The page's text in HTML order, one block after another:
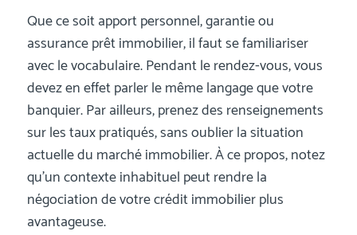
Que ce soit apport personnel, garantie ou
assurance prêt immobilier, il faut se familiariser
avec le vocabulaire. Pendant le rendez-vous, vous
devez en effet parler le même langage que votre
banquier. Par ailleurs, prenez des renseignements
sur les taux pratiqués, sans oublier la situation
actuelle du marché immobilier. À ce propos, notez
qu’un contexte inhabituel peut rendre la
négociation de votre crédit immobilier plus
avantageuse.